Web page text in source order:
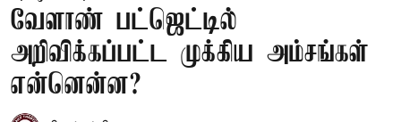
வேளாண் பட்ஜெட்டில்
அறிவிக்கப்பட்ட முக்கிய அம்சங்கள்
என்னென்ன?